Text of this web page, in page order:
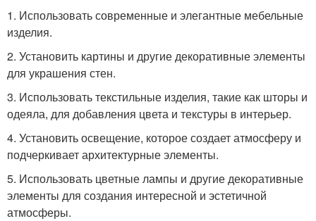
1. Использовать современные и элегантные мебельные
изделия.
2. Установить картины и другие декоративные элементы
для украшения стен.
3. Использовать текстильные изделия, такие как шторы и
одеяла, для добавления цвета и текстуры в интерьер.
4. Установить освещение, которое создает атмосферу и
подчеркивает архитектурные элементы.
5. Использовать цветные лампы и другие декоративные
элементы для создания интересной и эстетичной
атмосферы.